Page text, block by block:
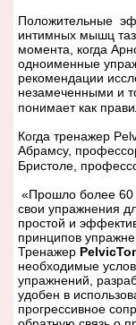
Положительные
интимных мышц
момента, когда
одноименные
рекомендации
незамеченными и
понимает как
Когда тренажер
Абрамсу,
Бристоле,
«Прошло более 60
свои упражнения
простой и
принципов
Тренажер
необходимые
упражнений,
удобен в
прогрессивное